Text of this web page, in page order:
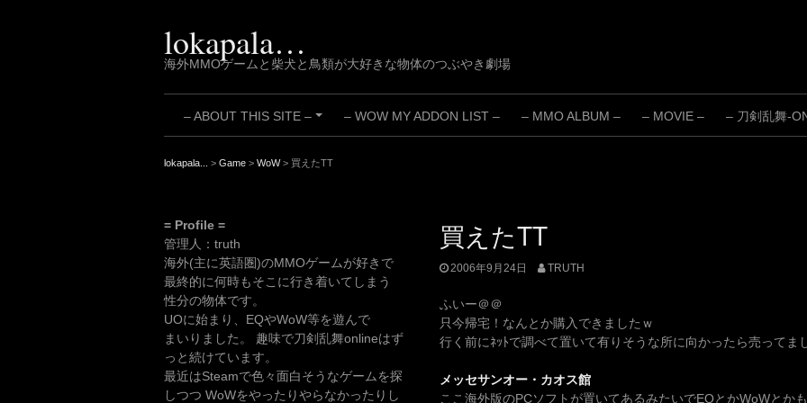
lokapala…
海外MMOゲームと柴犬と鳥類が大好きな物体のつぶやき劇場
+
– ABOUT THIS SITE – – WOW MY ADDON LIST – – MMO ALBUM – – MOVIE – – 刀剣乱舞-
lokapala... > Game > WoW> 買えたTT
買えたTT
2006年9月24日 TRUTH
ふいー＠＠
只今帰宅！なんとか購入できましたｗ
行く前にﾈｯﾄで調べて置いて有りそうな所に向かったら売ってま
メッセサンオー・カオス館
ここ海外版のPCソフトが置いてあるみたいでEQとかWoWとかも
= Profile =
管理人：truth
海外(主に英語圏)のMMOゲームが好きで
最終的に何時もそこに行き着いてしまう
性分の物体です。
UOに始まり、EQやWoW等を遊んで
まいりました。 趣味で刀剣乱舞onlineはず
っと続けています。
最近はSteamで色々面白そうなゲームを探
しつつ WoWをやったりやらなかったりし